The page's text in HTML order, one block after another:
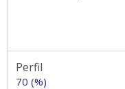
Perfil
70 (%)